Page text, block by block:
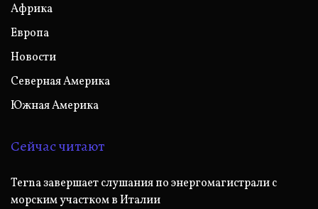
Африка
Европа
Новости
Северная Америка
Южная Америка
Сейчас читают
Terna завершает слушания по энергомагистрали с
морским участком в Италии